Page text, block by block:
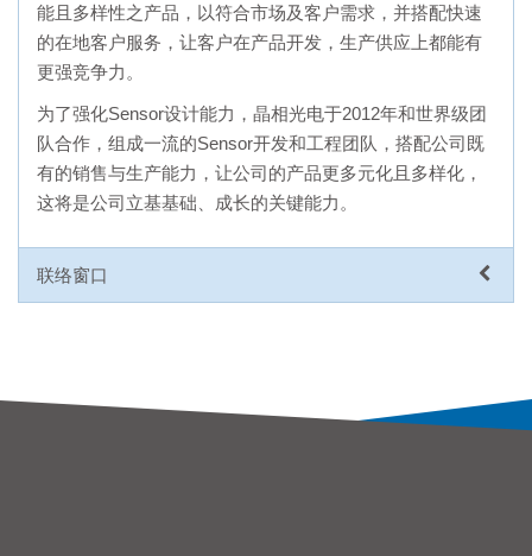
能且多样性之产品，以符合市场及客户需求，并搭配快速
的在地客户服务，让客户在产品开发，生产供应上都能有
更强竞争力。
为了强化Sensor设计能力，晶相光电于2012年和世界级团
队合作，组成一流的Sensor开发和工程团队，搭配公司既
有的销售与生产能力，让公司的产品更多元化且多样化，
这将是公司立基基础、成长的关键能力。
联络窗口